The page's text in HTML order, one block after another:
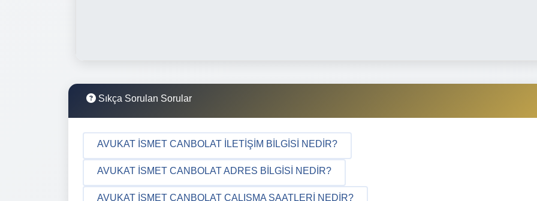
Sıkça Sorulan Sorular
AVUKAT İSMET CANBOLAT İLETIŞIM BILGISI NEDIR?
AVUKAT İSMET CANBOLAT ADRES BILGISI NEDIR?
AVUKAT İSMET CANBOLAT ÇALIŞMA SAATLERI NEDIR?